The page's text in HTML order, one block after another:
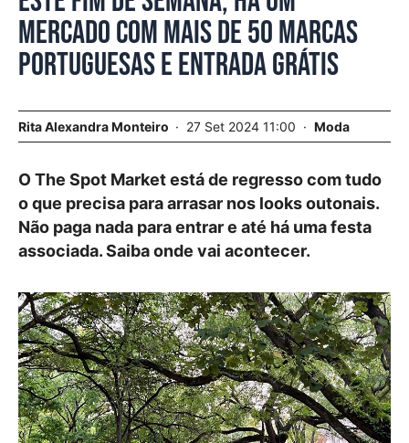
mercado com mais de 50 marcas
portuguesas e entrada grátis
Rita Alexandra Monteiro 27 Set 2024 11:00 Moda
O The Spot Market está de regresso com tudo
o que precisa para arrasar nos looks outonais.
Não paga nada para entrar e até há uma festa
associada. Saiba onde vai acontecer.